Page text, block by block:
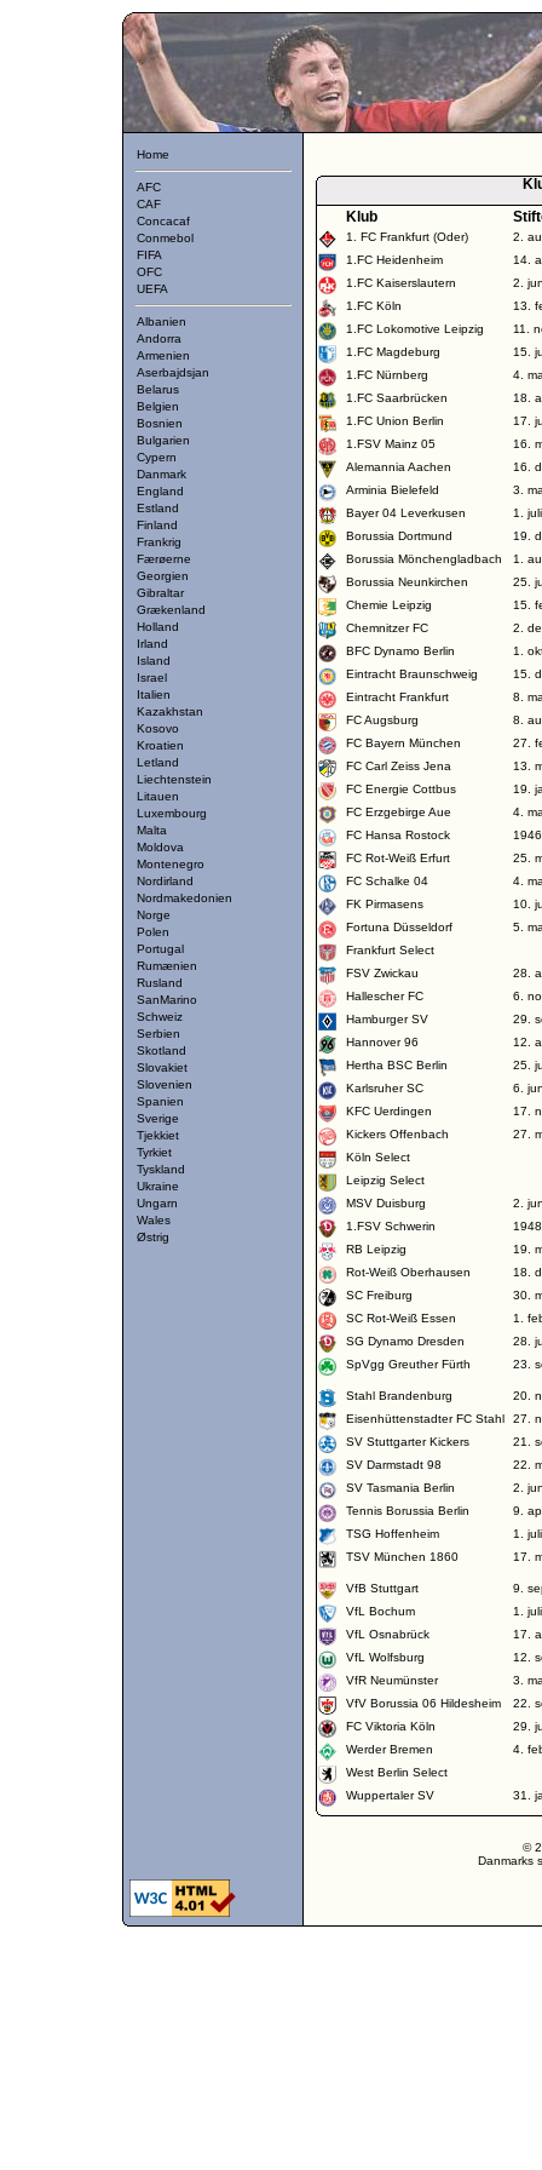
Home
AFC
CAF
Concacaf
Conmebol
FIFA
OFC
UEFA
Albanien
Andorra
Armenien
Aserbajdsjan
Belarus
Belgien
Bosnien
Bulgarien
Cypern
Danmark
England
Estland
Finland
Frankrig
Færøerne
Georgien
Gibraltar
Grækenland
Holland
Irland
Island
Israel
Italien
Kazakhstan
Kosovo
Kroatien
Letland
Liechtenstein
Litauen
Luxembourg
Malta
Moldova
Montenegro
Nordirland
Nordmakedonien
Norge
Polen
Portugal
Rumænien
Rusland
SanMarino
Schweiz
Serbien
Skotland
Slovakiet
Slovenien
Spanien
Sverige
Tjekkiet
Tyrkiet
Tyskland
Ukraine
Ungarn
Wales
Østrig
Klub
1. FC Frankfurt (Oder)
2.
1.FC Heidenheim
14.
1.FC Kaiserslautern
2.
1.FC Köln
13.
1.FC Lokomotive Leipzig
11.
1.FC Magdeburg
15.
1.FC Nürnberg
4.
1.FC Saarbrücken
18.
1.FC Union Berlin
17.
1.FSV Mainz 05
16.
Alemannia Aachen
16.
Arminia Bielefeld
3.
Bayer 04 Leverkusen
1.
Borussia Dortmund
19.
Borussia Mönchengladbach
1.
Borussia Neunkirchen
25.
Chemie Leipzig
15.
Chemnitzer FC
2.
BFC Dynamo Berlin
1.
Eintracht Braunschweig
15.
Eintracht Frankfurt
8.
FC Augsburg
8.
FC Bayern München
27.
FC Carl Zeiss Jena
13.
FC Energie Cottbus
19.
FC Erzgebirge Aue
4.
FC Hansa Rostock
1946
FC Rot-Weiß Erfurt
25.
FC Schalke 04
4.
FK Pirmasens
10.
Fortuna Düsseldorf
5.
Frankfurt Select
FSV Zwickau
28.
Hallescher FC
6.
Hamburger SV
29.
Hannover 96
12.
Hertha BSC Berlin
25.
Karlsruher SC
6.
KFC Uerdingen
17.
Kickers Offenbach
27.
Köln Select
Leipzig Select
MSV Duisburg
2.
1.FSV Schwerin
1948
RB Leipzig
19.
Rot-Weiß Oberhausen
18.
SC Freiburg
30.
SC Rot-Weiß Essen
1.
SG Dynamo Dresden
28.
SpVgg Greuther Fürth
23.
Stahl Brandenburg
20.
Eisenhüttenstadter FC Stahl
27.
SV Stuttgarter Kickers
21.
SV Darmstadt 98
22.
SV Tasmania Berlin
2.
Tennis Borussia Berlin
9.
TSG Hoffenheim
1.
TSV München 1860
17.
VfB Stuttgart
9.
VfL Bochum
1.
VfL Osnabrück
17.
VfL Wolfsburg
12.
VfR Neumünster
3.
VfV Borussia 06 Hildesheim
22.
FC Viktoria Köln
29.
Werder Bremen
4.
West Berlin Select
Wuppertaler SV
31.
©
Danmarks